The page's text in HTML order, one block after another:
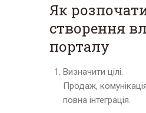
Як
створення
порталу
Визначити цілі.
Продаж,
повна інтеграція.